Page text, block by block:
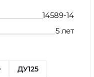
14589-14
5 лет
ДУ125